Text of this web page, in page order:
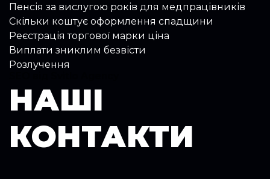
Пенсія за вислугою років для медпрацівників
Скільки коштує оформлення спадщини
Реєстрація торгової марки ціна
Виплати зниклим безвісти
Розлучення
НАШІ
КОНТАКТИ